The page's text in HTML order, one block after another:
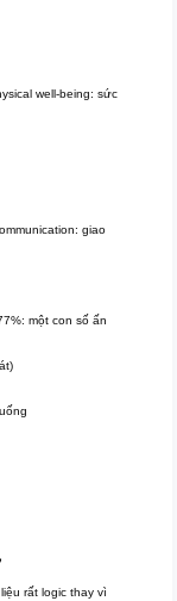
well-being: sức
giao
một con số ấn
rất logic thay vì